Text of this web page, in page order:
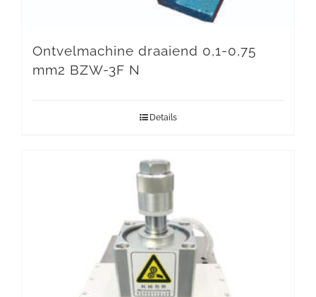
Ontvelmachine draaiend 0,1-0,75
mm2 BZW-3F N
Details